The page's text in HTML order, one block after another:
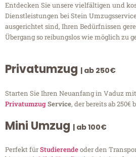
Entdecken Sie unsere vielfältigen und
Dienstleistungen bei Stein
ausgerichtet sind, Ihren Bedürfnissen
Übergang so reibungslos wie möglich zu
Privatumzug | ab 250€
Starten Sie Ihren Neuanfang in Vaduz
PrivatumzugService, der bereits ab 250€
Mini Umzug | ab 100€
Perfekt fürStudierendeoder den